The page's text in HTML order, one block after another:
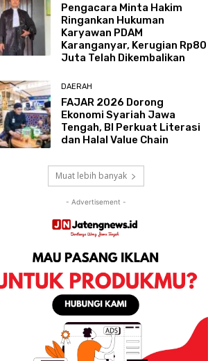
Pengacara Minta Hakim
Ringankan Hukuman
Karyawan PDAM
Karanganyar, Kerugian Rp80
Juta Telah Dikembalikan
DAERAH
FAJAR 2026 Dorong
Ekonomi Syariah Jawa
Tengah, BI Perkuat Literasi
dan Halal Value Chain
Muat lebih banyak
- Advertisement -